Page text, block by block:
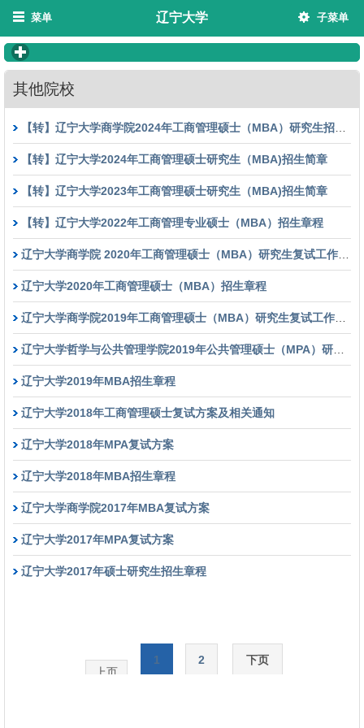
辽宁大学
菜单 子菜单
click to expand contents
其他院校
【转】辽宁大学2024年工商管理硕士研究生（MBA)招生简章
【转】辽宁大学2023年工商管理硕士研究生（MBA)招生简章
【转】辽宁大学2022年工商管理专业硕士（MBA）招生章程
辽宁大学2020年工商管理硕士（MBA）招生章程
辽宁大学2019年MBA招生章程
辽宁大学2018年工商管理硕士复试方案及相关通知
辽宁大学2018年MPA复试方案
辽宁大学2018年MBA招生章程
辽宁大学商学院2017年MBA复试方案
辽宁大学2017年MPA复试方案
辽宁大学2017年硕士研究生招生章程
上页
1 2 下页